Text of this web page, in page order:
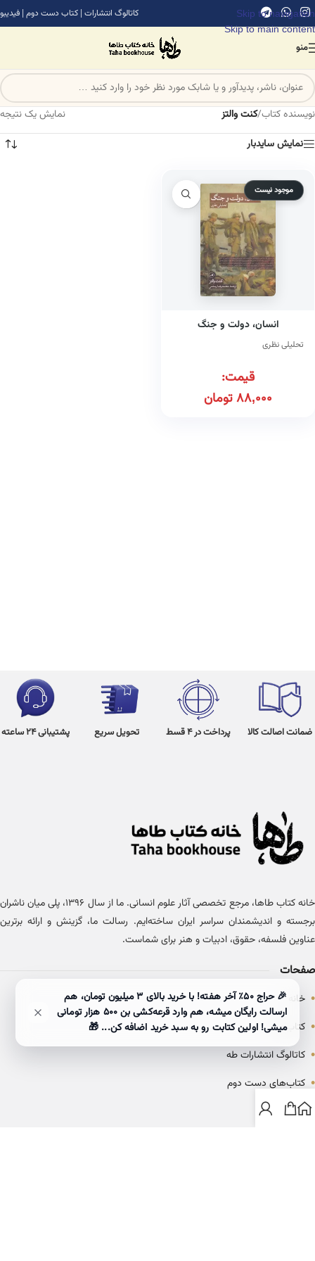
Skip to navigation
Skip to main content
کاتالوگ انتشارات | کتاب دست دوم | فیدیبو
منو
نویسنده کتاب/کنت والتز
نمایش یک نتیجه
نمایش سایدبار
موجود نیست
انسان، دولت و جنگ
تحلیلی نظری
قیمت:
88,000تومان
ضمانت اصالت کالا پرداخت در 4 قسط تحویل سریع پشتیبانی 24 ساعته
خانه کتاب طاها، مرجع تخصصی آثار علوم انسانی. ما از سال ۱۳۹۶، پلی میان ناشران
برجسته و اندیشمندان سراسر ایران ساخته‌ایم. رسالت ما، گزینش و ارائه برترین
عناوین فلسفه، حقوق، ادبیات و هنر برای شماست.
صفحات
• خانه
• کتاب‌ها
• کاتالوگ انتشارات طه
• کتاب‌های دست دوم
• بلاگ
🎉 حراج ۵۰٪ آخر هفته! با خرید بالای 3 میلیون تومان، هم
ارسالت رایگان میشه، هم وارد قرعه‌کشی بن ۵۰۰ هزار تومانی
میشی! اولین کتابت رو به سبد خرید اضافه کن... 🎁